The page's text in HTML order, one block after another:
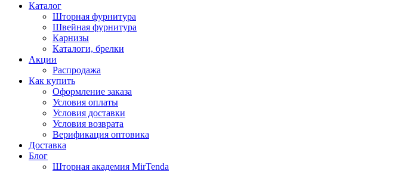
Каталог
Шторная фурнитура
Швейная фурнитура
Карнизы
Каталоги, брелки
Акции
Распродажа
Как купить
Оформление заказа
Условия оплаты
Условия доставки
Условия возврата
Верификация оптовика
Доставка
Блог
Шторная академия MirTenda